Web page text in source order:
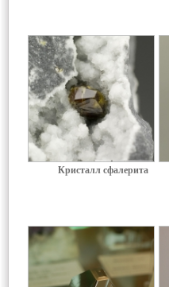
Кристалл сфалерита